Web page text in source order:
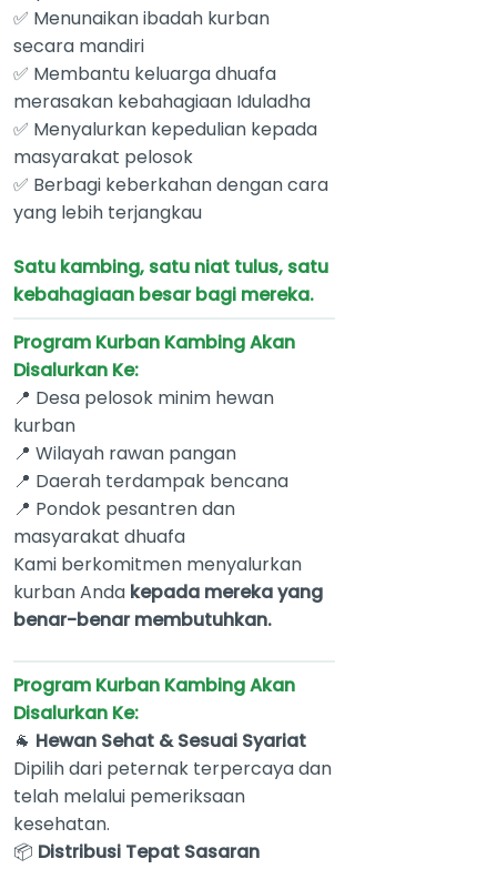
✅ Menunaikan ibadah kurban
secara mandiri
✅ Membantu keluarga dhuafa
merasakan kebahagiaan Iduladha
✅ Menyalurkan kepedulian kepada
masyarakat pelosok
✅ Berbagi keberkahan dengan cara
yang lebih terjangkau
Satu kambing, satu niat tulus, satu
kebahagiaan besar bagi mereka.
Program Kurban Kambing Akan
Disalurkan Ke:
📍 Desa pelosok minim hewan
kurban
📍 Wilayah rawan pangan
📍 Daerah terdampak bencana
📍 Pondok pesantren dan
masyarakat dhuafa
Kami berkomitmen menyalurkan
kurban Anda kepada mereka yang
benar-benar membutuhkan.
Program Kurban Kambing Akan
Disalurkan Ke:
🐐 Hewan Sehat & Sesuai Syariat
Dipilih dari peternak terpercaya dan
telah melalui pemeriksaan
kesehatan.
📦 Distribusi Tepat Sasaran